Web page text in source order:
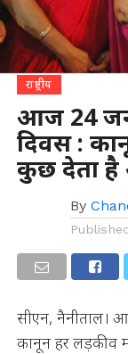
राष्ट्रीय
आज 24
दिवस :
कुछ देता है
By
सीएन, नैनीताल।
कानून हर लड़की व